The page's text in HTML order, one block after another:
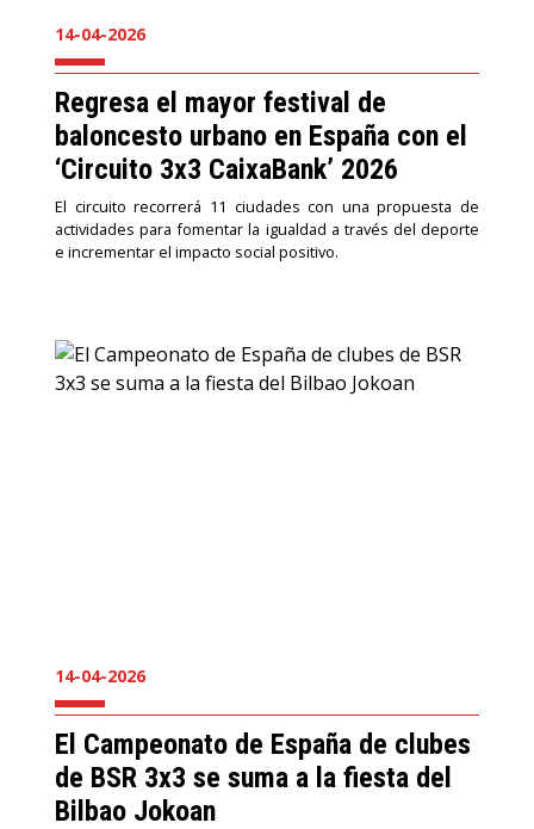
14-04-2026
Regresa el mayor festival de
baloncesto urbano en España con el
‘Circuito 3x3 CaixaBank’ 2026
El circuitorecorrerá 11 ciudades con una propuesta de
actividades para fomentar la igualdad a través del deporte
e incrementar el impacto social positivo.
14-04-2026
El Campeonato de España de clubes
de BSR 3x3 se suma a la fiesta del
Bilbao Jokoan